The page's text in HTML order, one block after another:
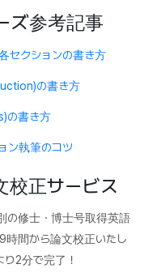
ズ参考記事
セクションの書き方
の書き方
の書き方
ン執筆のコツ
校正サービス
の修士・博士号取得英語
時間から論文校正いたし
2分で完了！